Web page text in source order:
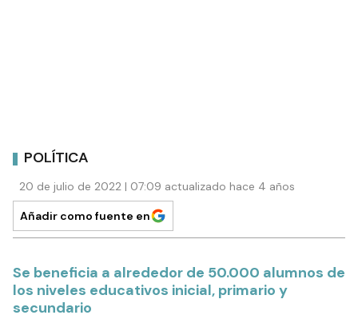
POLÍTICA
20 de julio de 2022 | 07:09 actualizado hace 4 años
Añadir como fuente en
Se beneficia a alrededor de 50.000 alumnos de
los niveles educativos inicial, primario y
secundario